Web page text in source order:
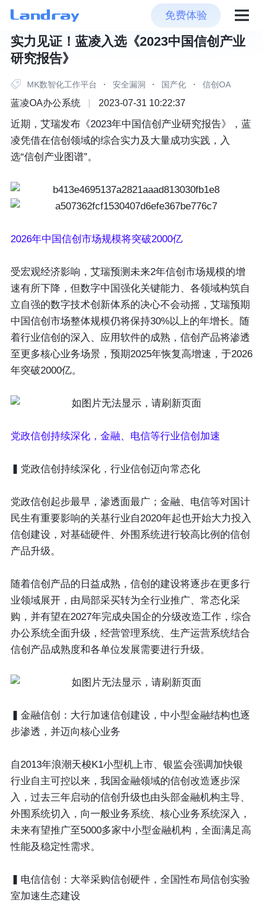
免费体验
实力见证！蓝凌入选《2023中国信创产业
研究报告》
MK数智化工作平台 · 安全漏洞 · 国产化 · 信创OA
蓝凌OA办公系统 2023-07-31 10:22:37
近期，艾瑞发布《2023年中国信创产业研究报告》，蓝
凌凭借在信创领域的综合实力及大量成功实践，入
选“信创产业图谱”。
2026年中国信创市场规模将突破2000亿
受宏观经济影响，艾瑞预测未来2年信创市场规模的增
速有所下降，但数字中国强化关键能力、各领域构筑自
立自强的数字技术创新体系的决心不会动摇，艾瑞预期
中国信创市场整体规模仍将保持30%以上的年增长。随
着行业信创的深入、应用软件的成熟，信创产品将渗透
至更多核心业务场景，预期2025年恢复高增速，于2026
年突破2000亿。
党政信创持续深化，金融、电信等行业信创加速
▍党政信创持续深化，行业信创迈向常态化
党政信创起步最早，渗透面最广；金融、电信等对国计
民生有重要影响的关基行业自2020年起也开始大力投入
信创建设，对基础硬件、外围系统进行较高比例的信创
产品升级。
随着信创产品的日益成熟，信创的建设将逐步在更多行
业领域展开，由局部采买转为全行业推广、常态化采
购，并有望在2027年完成央国企的分级改造工作，综合
办公系统全面升级，经营管理系统、生产运营系统结合
信创产品成熟度和各单位发展需要进行升级。
▍金融信创：大行加速信创建设，中小型金融结构也逐
步渗透，并迈向核心业务
自2013年浪潮天梭K1小型机上市、银监会强调加快银
行业自主可控以来，我国金融领域的信创改造逐步深
入，过去三年启动的信创升级也由头部金融机构主导、
外围系统切入，向一般业务系统、核心业务系统深入，
未来有望推广至5000多家中小型金融机构，全面满足高
性能及稳定性需求。
▍电信信创：大举采购信创硬件，全国性布局信创实验
室加速生态建设